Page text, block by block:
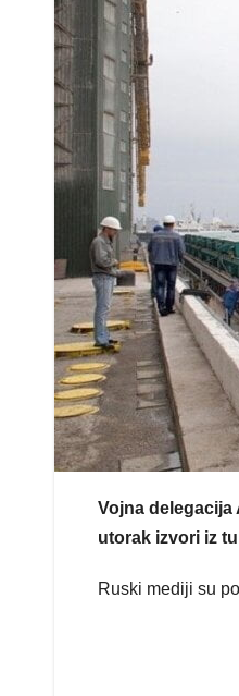
Vojna
utorak izvori iz
Ruski mediji su